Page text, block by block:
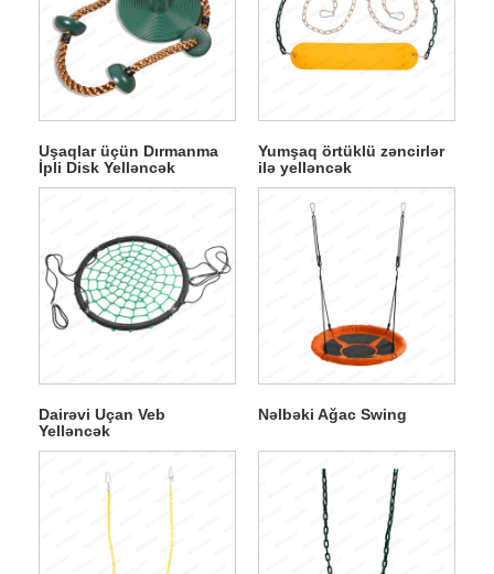
Uşaqlar üçün Dırmanma
İpli Disk Yelləncək
Yumşaq örtüklü zəncirlər
ilə yelləncək
Dairəvi Uçan Veb
Yelləncək
Nəlbəki Ağac Swing